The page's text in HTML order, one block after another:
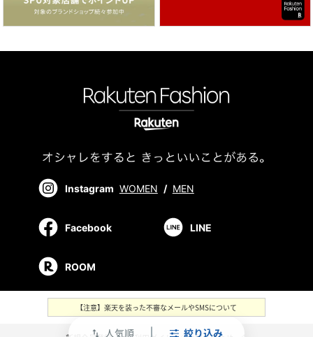
swap_vert 人気順 絞り込み
Instagram WOMEN / MEN
Facebook LINE
ROOM
【注意】楽天を装った不審なメールやSMSについて